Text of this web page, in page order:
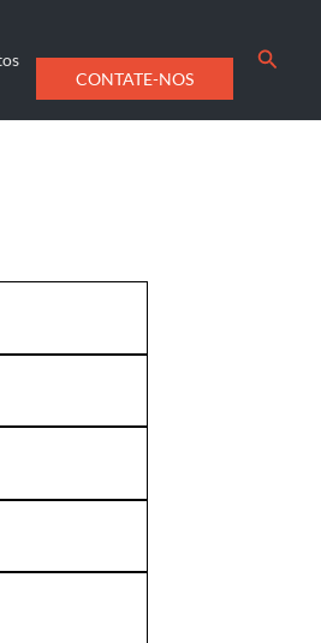
CONTATE-NOS